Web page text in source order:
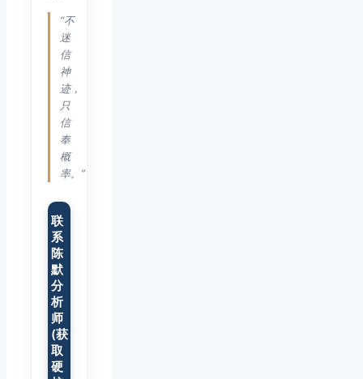
“不
迷
信
神
迹，
只
信
奉
概
率。”
联
系
陈
默
分
析
师
(获
取
硬